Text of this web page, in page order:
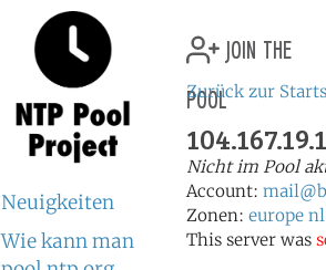
Neuigkeiten
Wie kann man
join the
pool
Zurück zur
Nicht im Pool
Account:
Zonen: europe nl
This server was